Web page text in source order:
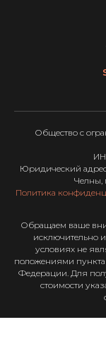
Общество с
Юридический
Челны,
Политика
Обращаем ваше
исключительно
условиях не
положениями пункта
Федерации. Для
стоимости